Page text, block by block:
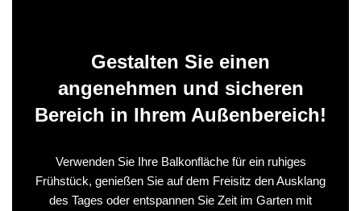
Gestalten Sie einen
angenehmen und sicheren
Bereich in Ihrem Außenbereich!
Verwenden Sie Ihre Balkonfläche für ein ruhiges
Frühstück, genießen Sie auf dem Freisitz den Ausklang
des Tages oder entspannen Sie Zeit im Garten mit